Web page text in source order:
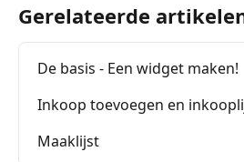
Gerelateerde
De basis - Een widget maken!
Inkoop toevoegen en
Maaklijst